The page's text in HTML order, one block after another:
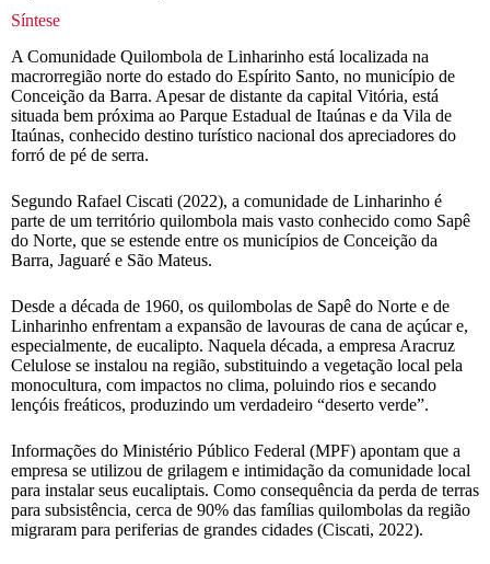
Síntese
A Comunidade Quilombola de Linharinho está localizada na
macrorregião norte do estado do Espírito Santo, no município de
Conceição da Barra. Apesar de distante da capital Vitória, está
situada bem próxima ao Parque Estadual de Itaúnas e da Vila de
Itaúnas, conhecido destino turístico nacional dos apreciadores do
forró de pé de serra.
Segundo Rafael Ciscati (2022), a comunidade de Linharinho é
parte de um território quilombola mais vasto conhecido como Sapê
do Norte, que se estende entre os municípios de Conceição da
Barra, Jaguaré e São Mateus.
Desde a década de 1960, os quilombolas de Sapê do Norte e de
Linharinho enfrentam a expansão de lavouras de cana de açúcar e,
especialmente, de eucalipto. Naquela década, a empresa Aracruz
Celulose se instalou na região, substituindo a vegetação local pela
monocultura, com impactos no clima, poluindo rios e secando
lençóis freáticos, produzindo um verdadeiro “deserto verde”.
Informações do Ministério Público Federal (MPF) apontam que a
empresa se utilizou de grilagem e intimidação da comunidade local
para instalar seus eucaliptais. Como consequência da perda de terras
para subsistência, cerca de 90% das famílias quilombolas da região
migraram para periferias de grandes cidades (Ciscati, 2022).